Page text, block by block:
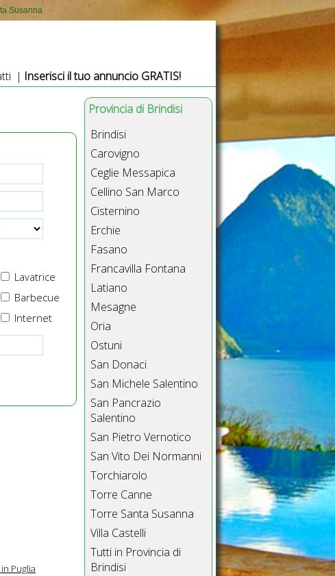
Susanna
| Inserisci il tuo annuncio GRATIS!
Lavatrice
Barbecue
Internet
Puglia
Provincia di Brindisi
Brindisi
Carovigno
Ceglie Messapica
Cellino San Marco
Cisternino
Erchie
Fasano
Francavilla Fontana
Latiano
Mesagne
Oria
Ostuni
San Donaci
San Michele Salentino
San Pancrazio
Salentino
San Pietro Vernotico
San Vito Dei Normanni
Torchiarolo
Torre Canne
Torre Santa Susanna
Villa Castelli
Tutti in Provincia di
Brindisi